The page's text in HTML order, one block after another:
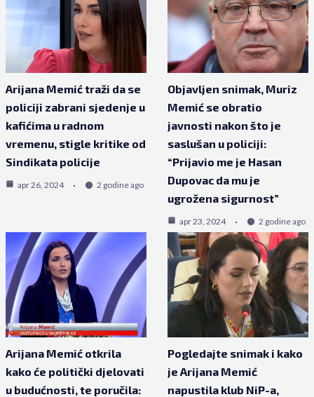
Arijana Memić traži da se
policiji zabrani sjedenje u
kafićima u radnom
vremenu, stigle kritike od
Sindikata policije
apr 26, 2024 2 godine ago
Objavljen snimak, Muriz
Memić se obratio
javnosti nakon što je
saslušan u policiji:
“Prijavio me je Hasan
Dupovac da mu je
ugrožena sigurnost”
apr 23, 2024 2 godine ago
Arijana Memić otkrila
kako će politički djelovati
u budućnosti, te poručila:
Pogledajte snimak i kako
je Arijana Memić
napustila klub NiP-a,